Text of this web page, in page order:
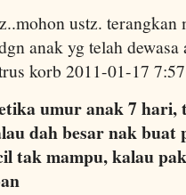
ustz.
anak yg telah
korb 2011-01-17
umur anak 7 hari,
dah besar nak buat
tak mampu, kalau